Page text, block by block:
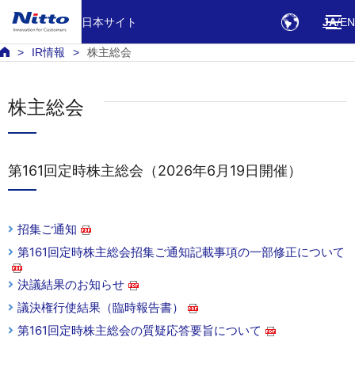
日本サイト JA EN
IR情報 株主総会
株主総会
第161回定時株主総会（2026年6月19日開催）
招集ご通知
第161回定時株主総会招集ご通知記載事項の一部修正について
決議結果のお知らせ
議決権行使結果（臨時報告書）
第161回定時株主総会の質疑応答要旨について